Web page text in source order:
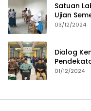
Satuan
Ujian
Proses
03/12/2024
Dialog
01/12/2024